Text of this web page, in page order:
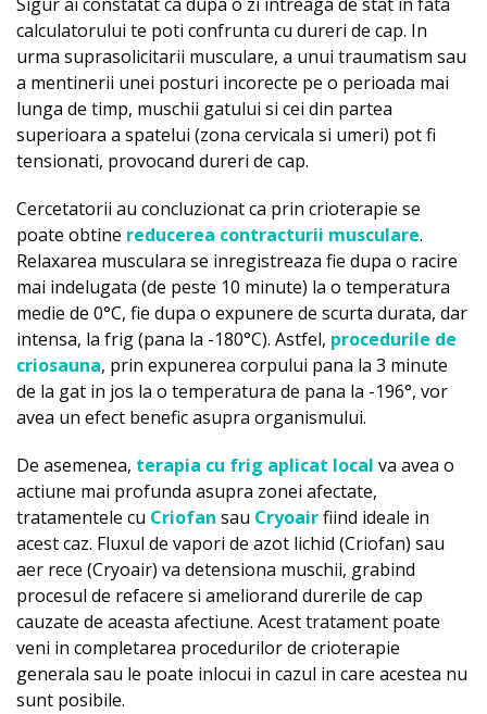
Sigur ai constatat ca dupa o zi intreaga de stat in fata
calculatorului te poti confrunta cu dureri de cap. In
urma suprasolicitarii musculare, a unui traumatism sau
a mentinerii unei posturi incorecte pe o perioada mai
lunga de timp, muschii gatului si cei din partea
superioara a spatelui (zona cervicala si umeri) pot fi
tensionati, provocand dureri de cap.
Cercetatorii au concluzionat ca prin crioterapie se
poate obtine reducerea contracturii musculare.
Relaxarea musculara se inregistreaza fie dupa o racire
mai indelugata (de peste 10 minute) la o temperatura
medie de 0°C, fie dupa o expunere de scurta durata, dar
intensa, la frig (pana la -180°C). Astfel, procedurile de
criosauna, prin expunerea corpului pana la 3 minute
de la gat in jos la o temperatura de pana la -196°, vor
avea un efect benefic asupra organismului.
De asemenea, terapia cu frig aplicat local va avea o
actiune mai profunda asupra zonei afectate,
tratamentele cu Criofan sau Cryoairfiind ideale in
acest caz. Fluxul de vapori de azot lichid (Criofan) sau
aer rece (Cryoair) va detensiona muschii, grabind
procesul de refacere si ameliorand durerile de cap
cauzate de aceasta afectiune. Acest tratament poate
veni in completarea procedurilor de crioterapie
generala sau le poate inlocui in cazul in care acestea nu
sunt posibile.